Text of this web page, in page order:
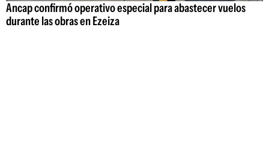
Ancap confirmó operativo especial para abastecer vuelos
durante las obras en Ezeiza